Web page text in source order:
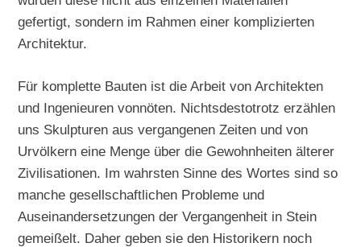
gefertigt, sondern im Rahmen einer komplizierten
Architektur.
Für komplette Bauten ist die Arbeit von Architekten
und Ingenieuren vonnöten. Nichtsdestotrotz erzählen
uns Skulpturen aus vergangenen Zeiten und von
Urvölkern eine Menge über die Gewohnheiten älterer
Zivilisationen. Im wahrsten Sinne des Wortes sind so
manche gesellschaftlichen Probleme und
Auseinandersetzungen der Vergangenheit in Stein
gemeißelt. Daher geben sie den Historikern noch